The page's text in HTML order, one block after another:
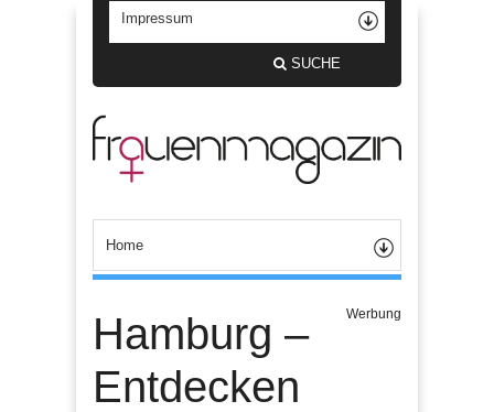
SUCHE
Hamburg –
Entdecken
Werbung